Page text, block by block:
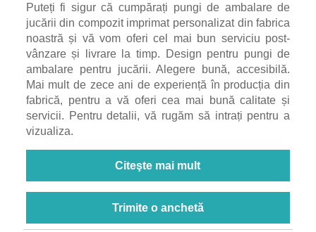
Puteți fi sigur că cumpărați pungi de ambalare de
jucării din compozit imprimat personalizat din fabrica
noastră și vă vom oferi cel mai bun serviciu post-
vânzare și livrare la timp. Design pentru pungi de
ambalare pentru jucării. Alegere bună, accesibilă.
Mai mult de zece ani de experiență în producția din
fabrică, pentru a vă oferi cea mai bună calitate și
servicii. Pentru detalii, vă rugăm să intrați pentru a
vizualiza.
Citeşte mai mult
Trimite o anchetă